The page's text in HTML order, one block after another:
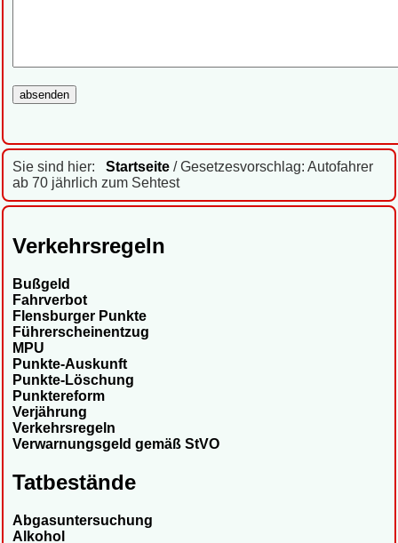
Sie sind hier: Startseite / Gesetzesvorschlag: Autofahrer
ab 70 jährlich zum Sehtest
Verkehrsregeln
Bußgeld
Fahrverbot
Flensburger Punkte
Führerscheinentzug
MPU
Punkte-Auskunft
Punkte-Löschung
Punktereform
Verjährung
Verkehrsregeln
Verwarnungsgeld gemäß StVO
Tatbestände
Abgasuntersuchung
Alkohol